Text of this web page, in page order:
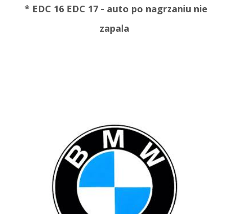
* EDC 16 EDC 17 - auto po nagrzaniu nie
zapala